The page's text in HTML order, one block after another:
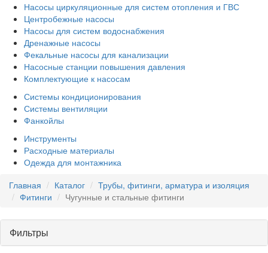
Насосы циркуляционные для систем отопления и ГВС
Центробежные насосы
Насосы для систем водоснабжения
Дренажные насосы
Фекальные насосы для канализации
Насосные станции повышения давления
Комплектующие к насосам
Системы кондиционирования
Системы вентиляции
Фанкойлы
Инструменты
Расходные материалы
Одежда для монтажника
Главная
Каталог
Трубы, фитинги, арматура и изоляция
Фитинги
Чугунные и стальные фитинги
Фильтры